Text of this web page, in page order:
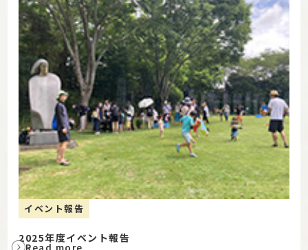
イベント報告
2025年度イベント報告